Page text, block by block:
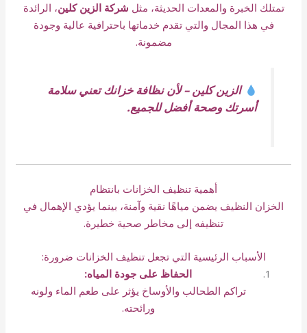
تمتلك الخبرة والمعدات الحديثة، مثل شركة الزين كلين، الرائدة
في هذا المجال والتي تقدم خدماتها باحترافية عالية وجودة
مضمونة.
الزين كلين – لأن نظافة خزانك تعني سلامة
أسرتك وصحة أفضل للجميع.
أهمية تنظيف الخزانات بانتظام
الخزان النظيف يضمن مياهًا نقية وآمنة، بينما يؤدي الإهمال في
تنظيفه إلى مخاطر صحية خطيرة.
الأسباب الرئيسية التي تجعل تنظيف الخزانات ضرورة:
الحفاظ على جودة المياه:
تراكم الطحالب والأوساخ يؤثر على طعم الماء ولونه
ورائحته.